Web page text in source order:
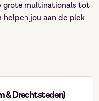
grote multinationals tot
helpen jou aan de plek
& Drechtsteden)